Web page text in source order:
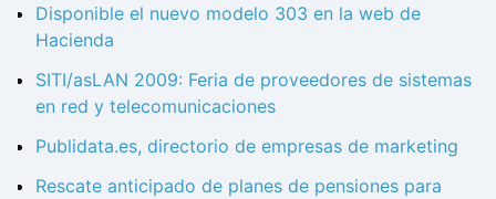
Disponible el nuevo modelo 303 en la web de
Hacienda
SITI/asLAN 2009: Feria de proveedores de sistemas
en red y telecomunicaciones
Publidata.es, directorio de empresas de marketing
Rescate anticipado de planes de pensiones para